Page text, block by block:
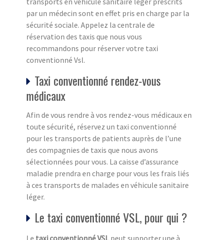
par un médecin sont en effet pris en charge par la
sécurité sociale. Appelez la centrale de
réservation des taxis que nous vous
recommandons pour réserver votre taxi
conventionné Vsl.
Taxi conventionné rendez-vous
médicaux
Afin de vous rendre à vos rendez-vous médicaux en
toute sécurité, réservez un taxi conventionné
pour les transports de patients auprès de l’une
des compagnies de taxis que nous avons
sélectionnées pour vous. La caisse d’assurance
maladie prendra en charge pour vous les frais liés
à ces transports de malades en véhicule sanitaire
léger.
Le taxi conventionné VSL, pour qui ?